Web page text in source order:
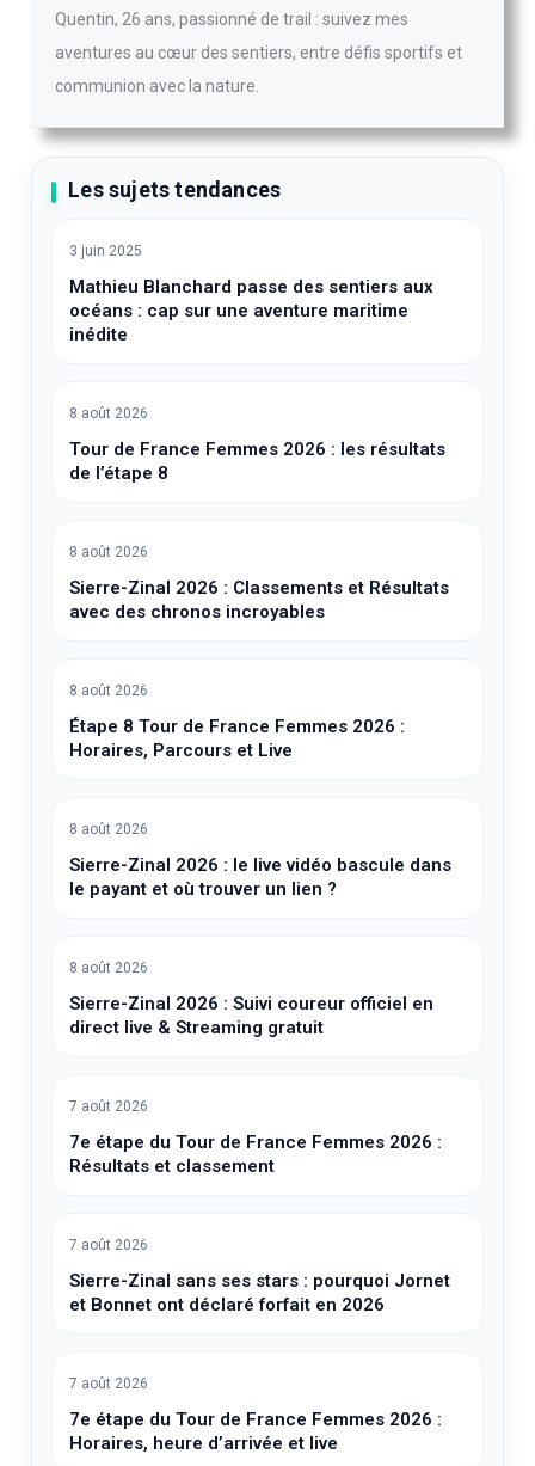
Quentin, 26 ans, passionné de trail : suivez mes
aventures au cœur des sentiers, entre défis sportifs et
communion avec la nature.
Les sujets tendances
3 juin 2025
Mathieu Blanchard passe des sentiers aux
océans : cap sur une aventure maritime
inédite
8 août 2026
Tour de France Femmes 2026 : les résultats
de l’étape 8
8 août 2026
Sierre-Zinal 2026 : Classements et Résultats
avec des chronos incroyables
8 août 2026
Étape 8 Tour de France Femmes 2026 :
Horaires, Parcours et Live
8 août 2026
Sierre-Zinal 2026 : le live vidéo bascule dans
le payant et où trouver un lien ?
8 août 2026
Sierre-Zinal 2026 : Suivi coureur officiel en
direct live & Streaming gratuit
7 août 2026
7e étape du Tour de France Femmes 2026 :
Résultats et classement
7 août 2026
Sierre-Zinal sans ses stars : pourquoi Jornet
et Bonnet ont déclaré forfait en 2026
7 août 2026
7e étape du Tour de France Femmes 2026 :
Horaires, heure d’arrivée et live